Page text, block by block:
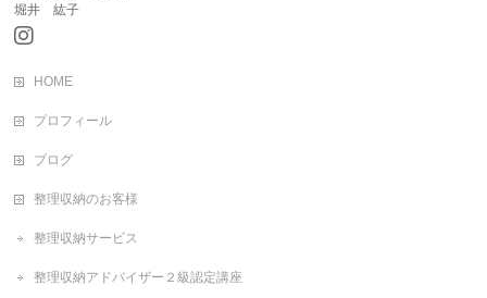
堀井 紘子
HOME
プロフィール
ブログ
整理収納のお客様
整理収納サービス
整理収納アドバイザー２級認定講座